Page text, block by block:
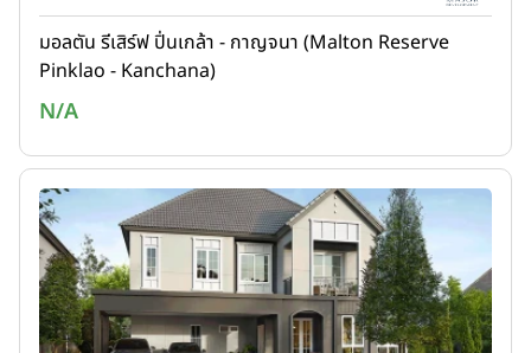
มอลตัน รีเสิร์ฟ ปิ่นเกล้า - กาญจนา (Malton Reserve
Pinklao - Kanchana)
N/A